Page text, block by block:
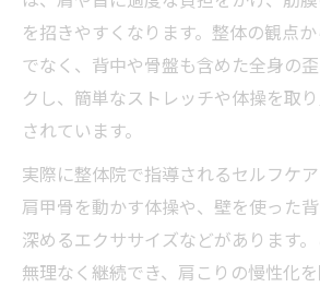
を招きやすくなります。整体の観点
でなく、背中や骨盤も含めた全身の
クし、簡単なストレッチや体操を取
されています。
実際に整体院で指導されるセルフケア
肩甲骨を動かす体操や、壁を使った
深めるエクササイズなどがあります
無理なく継続でき、肩こりの慢性化